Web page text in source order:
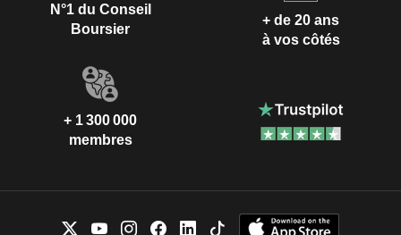
N°1 du Conseil
Boursier
+ de 20 ans
à vos côtés
+ 1 300 000
membres